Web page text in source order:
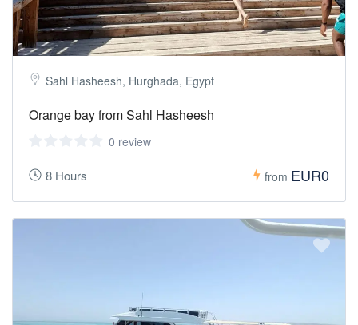
Sahl Hasheesh, Hurghada, Egypt
Orange bay from Sahl Hasheesh
0 review
8 Hours from EUR0